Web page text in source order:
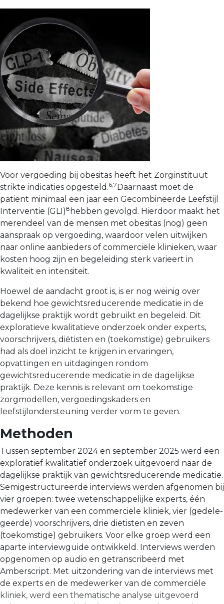
Voor vergoeding bij obesitas heeft het Zorginstituut
strikte indicaties opgesteld.6,7Daarnaast moet de
patiënt minimaal een jaar een Gecombineerde Leefstijl
Inter­ventie (GLI)8 hebben gevolgd. Hierdoor maakt het
merendeel van de mensen met obesitas (nog) geen
aanspraak op vergoeding, waardoor velen uitwijken
naar online aanbieders of commerciële klinieken, waar
kosten hoog zijn en begeleiding sterk varieert in
kwaliteit en intensiteit.
Hoewel de aandacht groot is, is er nog weinig over
bekend hoe gewichtsreducerende medicatie in de
dagelijkse praktijk wordt gebruikt en begeleid. Dit
exploratieve kwalitatieve onderzoek onder experts,
voorschrijvers, diëtisten en (toekomstige) gebruikers
had als doel inzicht te krijgen in ervaringen,
opvattingen en uitdagingen rondom
gewichtsreducerende medicatie in de dagelijkse
praktijk. Deze kennis is relevant om toekomstige
zorgmodellen, vergoedingskaders en
leefstijlondersteuning verder vorm te geven.
Methoden
Tussen september 2024 en september 2025 werd een
exploratief kwalitatief onder­zoek uitgevoerd naar de
dagelijkse praktijk van gewichtsreducerende medicatie.
Semigestructureerde interviews werden afgenomen bij
vier groepen: twee weten­schappelijke experts, één
medewerker van een commerciële kliniek, vier (gedele­
geerde) voorschrijvers, drie diëtisten en zeven
(toekomstige) gebruikers. Voor elke groep werd een
aparte interviewguide ontwikkeld. Interviews werden
opgenomen op audio en getranscribeerd met
Amberscript. Met uitzondering van de interviews met
de experts en de medewerker van de commerciële
kliniek, werd een themati­sche analyse uitgevoerd